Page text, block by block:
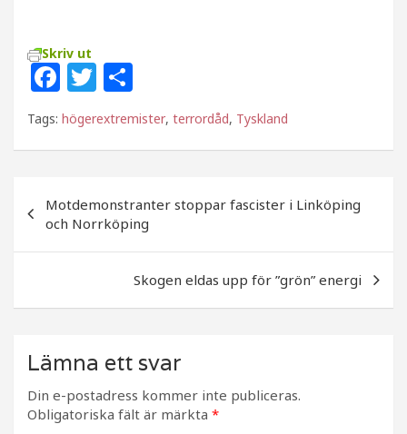
Skriv ut
F
a
c
e
b
o
o
T
w
itt
e
r
el
a
Tags: högerextremister, terrordåd, Tyskland
Motdemonstranter stoppar fascister i Linköping
och Norrköping
Skogen eldas upp för ”grön” energi
Lämna ett svar
Din e-postadress kommer inte publiceras.
Obligatoriska fält är märkta *